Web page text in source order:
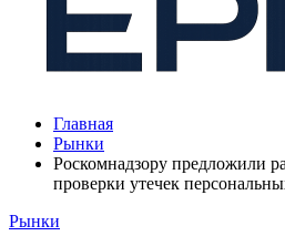
Главная
Рынки
Роскомнадзору предложили
проверки утечек
Рынки